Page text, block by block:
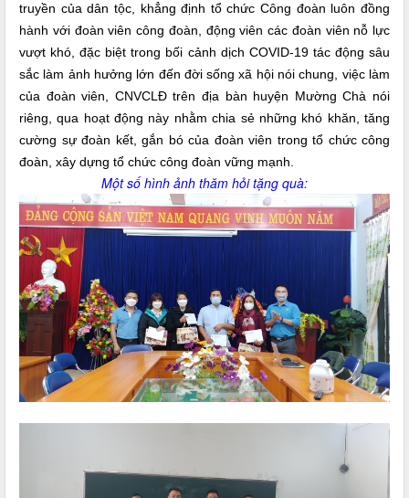
truyền của dân tộc, khẳng định tổ chức Công đoàn luôn đồng
hành với đoàn viên công đoàn, động viên các đoàn viên nỗ lực
vượt khó, đặc biệt trong bối cảnh dịch COVID-19 tác động sâu
sắc làm ảnh hưởng lớn đến đời sống xã hội nói chung, việc làm
của đoàn viên, CNVCLĐ trên địa bàn huyện Mường Chà nói
riêng, qua hoạt động này nhằm chia sẻ những khó khăn, tăng
cường sự đoàn kết, gắn bó của đoàn viên trong tổ chức công
đoàn, xây dựng tổ chức công đoàn vững mạnh.
Một số hình ảnh thăm hỏi tặng quà: